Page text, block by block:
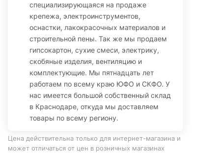
специализирующаяся на продаже
крепежа, электроинструментов,
оснастки, лакокрасочных материалов и
строительной пены. Так же мы продаем
гипсокартон, сухие смеси, электрику,
скобяные изделия, вентиляцию и
комплектующие. Мы пятнадцать лет
работаем по всему краю ЮФО и СКФО. У
нас имеется большой собственный склад
в Краснодаре, откуда мы доставляем
товары по всему региону.
Цена действительна только для интернет-магазина и
может отличаться от цен в розничных магазинах